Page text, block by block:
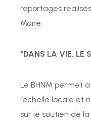
reportages réalisés
Maire.
“DANS LA VIE, LE
Le BHNM permet à
l’échelle locale et
sur le soutien de la